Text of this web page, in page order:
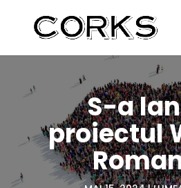
S-a
proiectul